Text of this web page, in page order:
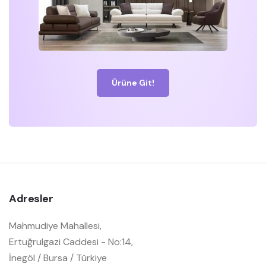
Ürüne Git!
Adresler
Mahmudiye Mahallesi,
Ertuğrulgazi Caddesi - No:14,
İnegöl / Bursa / Türkiye